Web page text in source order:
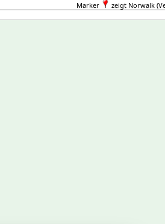
Marker zeigt Norwalk